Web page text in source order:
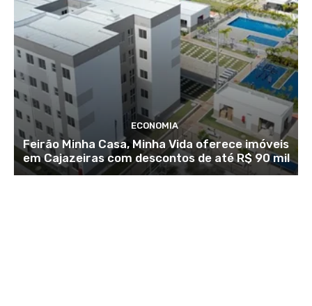
ECONOMIA
Feirão Minha Casa, Minha Vida oferece imóveis
em Cajazeiras com descontos de até R$ 90 mil